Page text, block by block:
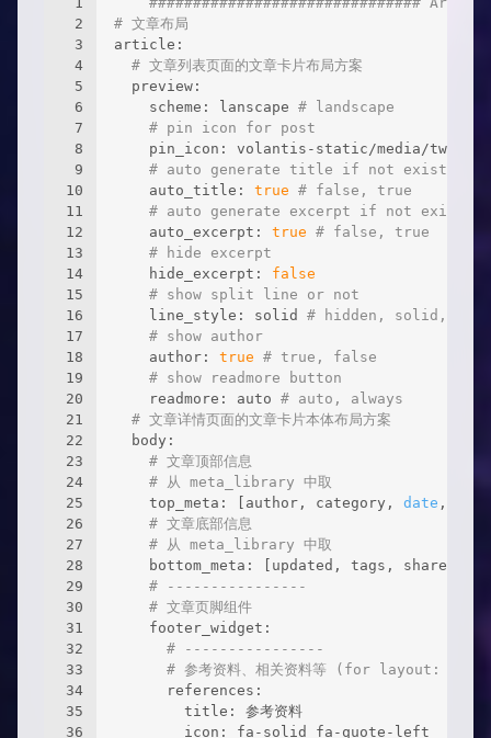
2
3
4
5
6
7
8
9
10
11
12
13
14
15
16
17
18
19
20
21
22
23
24
25
26
27
28
29
30
31
32
33
34
35
36
# 文章布局
article:
# 文章列表页面的文章卡片布局方案
  preview:
    scheme: lanscape
# landscape
# pin icon for post
pin_icon: volantis-static/media/
# auto generate title if not exist
    auto_title:
true # false, true
# auto generate excerpt if not exist
    auto_excerpt:
true # false, true
# hide excerpt
    hide_excerpt:
false
# show split line or not
    line_style: solid
# hidden, solid,
# show author
    author:
true # true, false
# show readmore button
    readmore: auto
# auto, always
# 文章详情页面的文章卡片本体布局方案
  body:
# 文章顶部信息
# 从 meta_library 中取
    top_meta: [author, category,
date ,
# 文章底部信息
# 从 meta_library 中取
    bottom_meta: [updated, tags, share]
# ----------------
# 文章页脚组件
    footer_widget:
# ----------------
# 参考资料、相关资料等 (for layout:
      references:
        title: 参考资料
        icon: fa-solid fa-quote-left